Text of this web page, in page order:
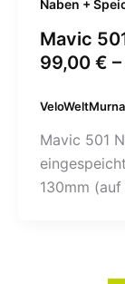
Naben +
Mavic
99,00 €
Mavic 501
130mm